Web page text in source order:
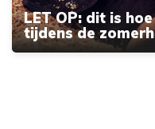
LET OP: dit is
tijdens de